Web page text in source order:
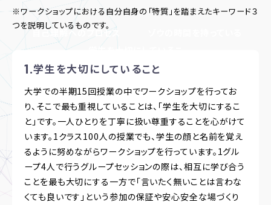
※ワークショップにおける自分自身の「特質」を踏まえたキーワード３
つを説明しているものです。
学生を大切にしているこ
と
自己理解へのプロセス
学生を大切にしていること
大学での半期15回授業の中でワークショップを行ってお
り、そこで最も重視していることは、「学生を大切にするこ
と」です。一人ひとりを丁寧に扱い尊重することを心がけて
います。1クラス100人の授業でも、学生の顔と名前を覚え
るように努めながらワークショップを行っています。1グル
ープ4人で行うグループセッションの際は、相互に学び合う
ことを最も大切にする一方で「言いたく無いことは言わな
くても良いです」という参加の保証や安心安全な場づくり